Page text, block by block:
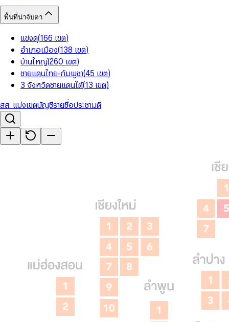
พื้นที่น่าจับตา
แข่งดุ(166 เขต)
อำเภอเมือง(138 เขต)
บ้านใหญ่(260 เขต)
ชายแดนไทย-กัมพูชา(45 เขต)
3 จังหวัดชายแดนใต้(13 เขต)
สส. แบ่งเขตบัญชีรายชื่อประชามติ